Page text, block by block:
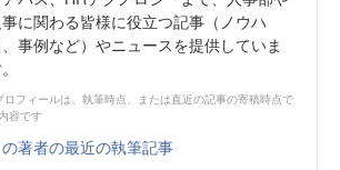
事に関わる皆様に役立つ記事（ノウハ
事例など）やニュースを提供していま
ロフィールは、執筆時点、または直近の記事の寄稿時点で
容です
の著者の最近の執筆記事